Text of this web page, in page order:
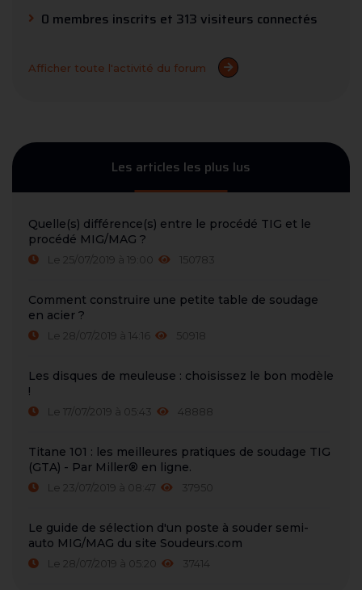
0 membres inscrits et 313 visiteurs connectés
Afficher toute l'activité du forum
Les articles les plus lus
Quelle(s) différence(s) entre le procédé TIG et le
procédé MIG/MAG ?
Le 25/07/2019 à 19:00 150783
Comment construire une petite table de soudage
en acier ?
Le 28/07/2019 à 14:16 50918
Les disques de meuleuse : choisissez le bon modèle
!
Le 17/07/2019 à 05:43 48888
Titane 101 : les meilleures pratiques de soudage TIG
(GTA) - Par Miller® en ligne.
Le 23/07/2019 à 08:47 37950
Le guide de sélection d'un poste à souder semi-
auto MIG/MAG du site Soudeurs.com
Le 28/07/2019 à 05:20 37414